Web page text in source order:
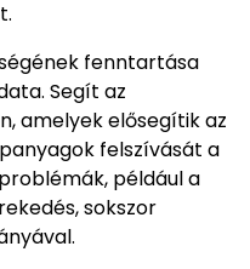
fenntartása
Segít az
amelyek elősegítik az
felszívását a
például a
sokszor